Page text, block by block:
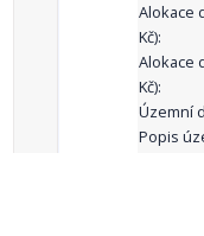
Alokace
Kč):
Alokace
Kč):
Územní
Popis